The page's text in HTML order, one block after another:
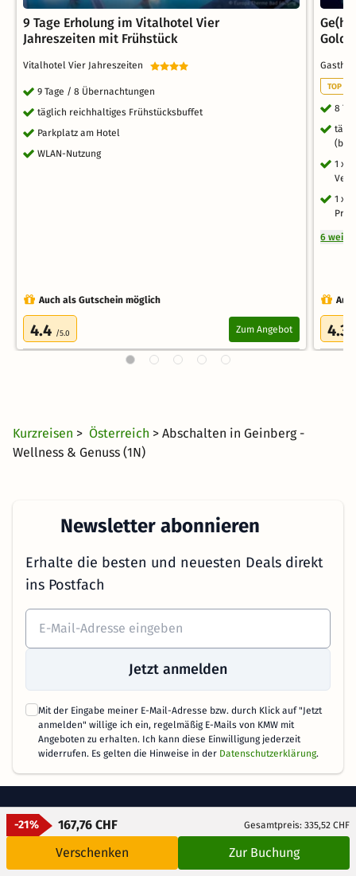
-21% 167,76 CHF Gesamtpreis: 335,52 CHF
Verschenken Zur Buchung
9 Tage Erholung im Vitalhotel Vier
Jahreszeiten mit Frühstück
Vitalhotel Vier Jahreszeiten
9 Tage / 8 Übernachtungen
täglich reichhaltiges Frühstücksbuffet
Parkplatz am Hotel
WLAN-Nutzung
Auch als Gutschein möglich
4.4 /5.0 Zum Angebot
TOP
8
1 x
1 x
6
4.3
Kurzreisen > Österreich > Abschalten in Geinberg -
Wellness & Genuss (1N)
Newsletter abonnieren
Erhalte die besten und neuesten Deals direkt
ins Postfach
Jetzt anmelden
Mit der Eingabe meiner E-Mail-Adresse bzw. durch Klick auf "Jetzt
anmelden" willige ich ein, regelmäßig E-Mails von KMW mit
Angeboten zu erhalten. Ich kann diese Einwilligung jederzeit
widerrufen. Es gelten die Hinweise in der Datenschutzerklärung.